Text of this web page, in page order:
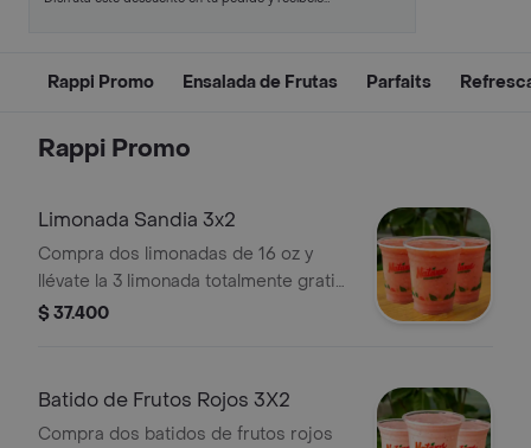
Rappi Promo Ensalada de Frutas Parfaits
Rappi Promo
Limonada Sandia 3x2
Compra dos limonadas de 16 oz y
llévate la 3 limonada totalmente gratis,
en presentación de 12 oz.
$ 37.400
Batido de Frutos Rojos 3X2
Compra dos batidos de frutos rojos